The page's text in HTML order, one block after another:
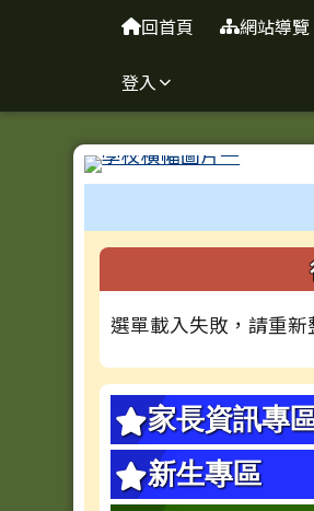
台南市忠義國
回首頁 網站導覽
登入
左邊區域內容
選單載入失敗，請重新
家長資訊專
新生專區
頁尾區域